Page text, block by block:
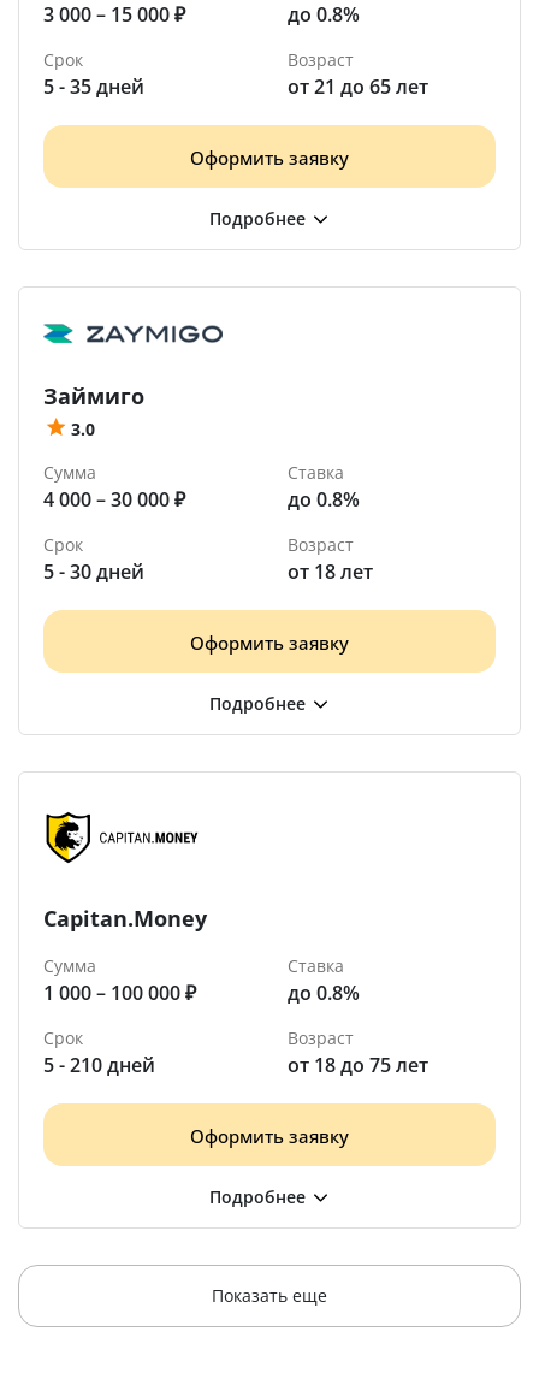
3 000 – 15 000 ₽ до 0.8%
Срок
5 - 35 дней
Возраст
от 21 до 65 лет
Оформить заявку
Займиго
3.0
Сумма
4 000 – 30 000 ₽
Ставка
до 0.8%
Срок
5 - 30 дней
Возраст
от 18 лет
Оформить заявку
Capitan.Money
Сумма
1 000 – 100 000 ₽
Ставка
до 0.8%
Срок
5 - 210 дней
Возраст
от 18 до 75 лет
Оформить заявку
Показать еще